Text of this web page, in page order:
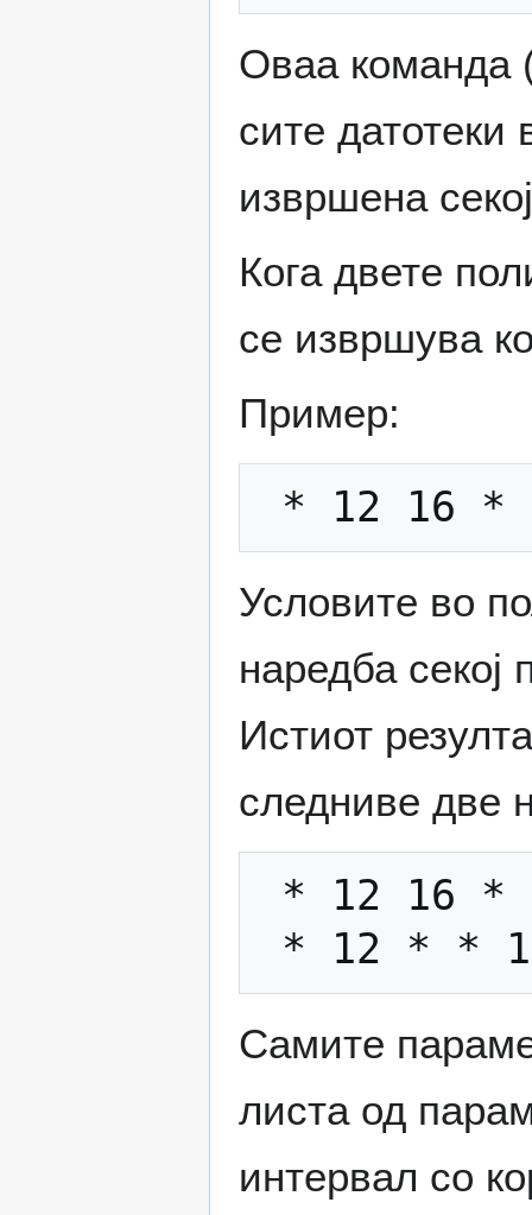
Оваа команда
сите
извршена
Кога двете
се извршува
Пример:
Условите во
наредба секој
Истиот
следниве две
Самите
листа од
интервал со